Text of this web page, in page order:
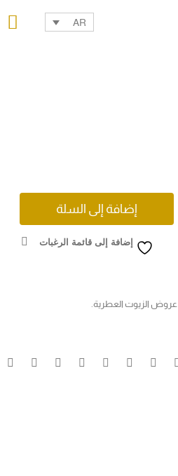
AR
إضافة إلى السلة
إضافة إلى قائمة الرغبات
عروض الزيوت العطرية.